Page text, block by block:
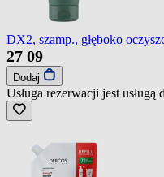
DX2, szamp., głęboko
27 09
Dodaj
Usługa rezerwacji jest usługą